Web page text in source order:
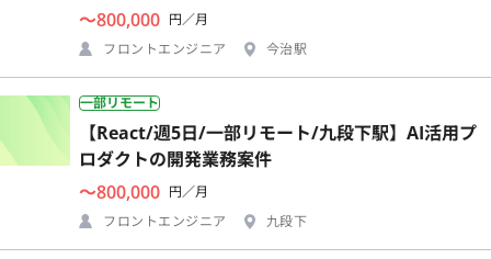
〜800,000 円／月
フロントエンジニア
今治駅
一部リモート
【React/週5日/一部リモート/九段下駅】AI活用プ
ロダクトの開発業務案件
〜800,000 円／月
フロントエンジニア
九段下